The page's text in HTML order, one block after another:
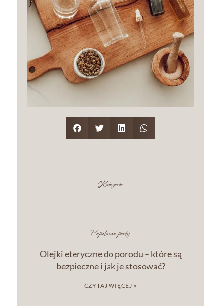
Kategorie:
Popularne posty:
Olejki eteryczne do porodu – które są
bezpieczne i jak je stosować?
CZYTAJ WIĘCEJ »